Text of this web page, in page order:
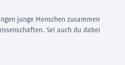
junge Menschen zusammen
Sei auch du dabei